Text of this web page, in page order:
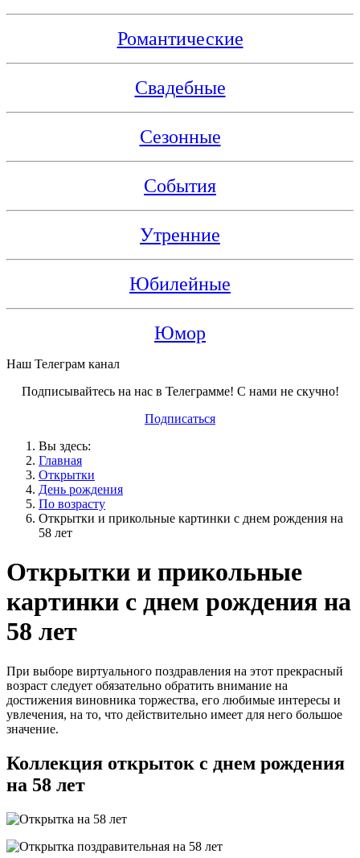
Романтические
Свадебные
Сезонные
События
Утренние
Юбилейные
Юмор
Наш Телеграм канал
Подписывайтесь на нас в Телеграмме! С нами не скучно!
Подписаться
Вы здесь:
Главная
Открытки
День рождения
По возрасту
Открытки и прикольные картинки с днем рождения на
58 лет
Открытки и прикольные
картинки с днем рождения на
58 лет
При выборе виртуального поздравления на этот прекрасный
возраст следует обязательно обратить внимание на
достижения виновника торжества, его любимые интересы и
увлечения, на то, что действительно имеет для него большое
значение.
Коллекция открыток с днем рождения
на 58 лет